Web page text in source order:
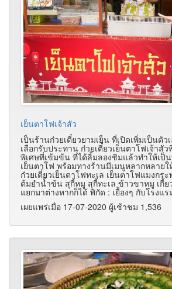
เย็นตาโฟเจ้าสัว
เป็นร้านก๋วยเตี๋ยวยามเย็น ที่เปิดเพิ่มเป็นตั
เลือกรับประทาน ก๋วยเตี๋ยวเย็นตาโฟเจ้าสั
พิเศษที่เข้มข้น ที่ได้ลิ้มลองชิมแล้วทำให้เป็
เย็นตาโฟ พร้อมทางร้านมีเมนูหลากหลายใ
ก๋วยเตี๋ยวเย็นตาโฟทะเล เย็นตาโฟแมงกร
ต้มยำน้ำข้น สุกี้หมู สุกี้ทะเล ข้าวขาหมู เกี้ย
แยกมาต่างหากก็ได้ พิกัด : เยื้องๆ กับโรงแ
เผยแพร่เมื่อ 17-07-2020 ผู้เช้าชม 1,536